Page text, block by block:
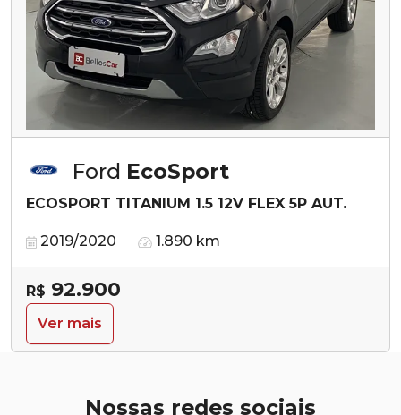
Ford EcoSport
ECOSPORT TITANIUM 1.5 12V FLEX 5P AUT.
2019/2020 1.890 km
R$ 92.900
Ver mais
Nossas redes sociais